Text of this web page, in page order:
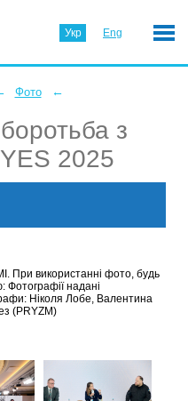
Укр Eng
Фото ←
з
2025
При використанні фото, будь
Фотографії надані
Ніколя Лобе, Валентина
(PRYZM)